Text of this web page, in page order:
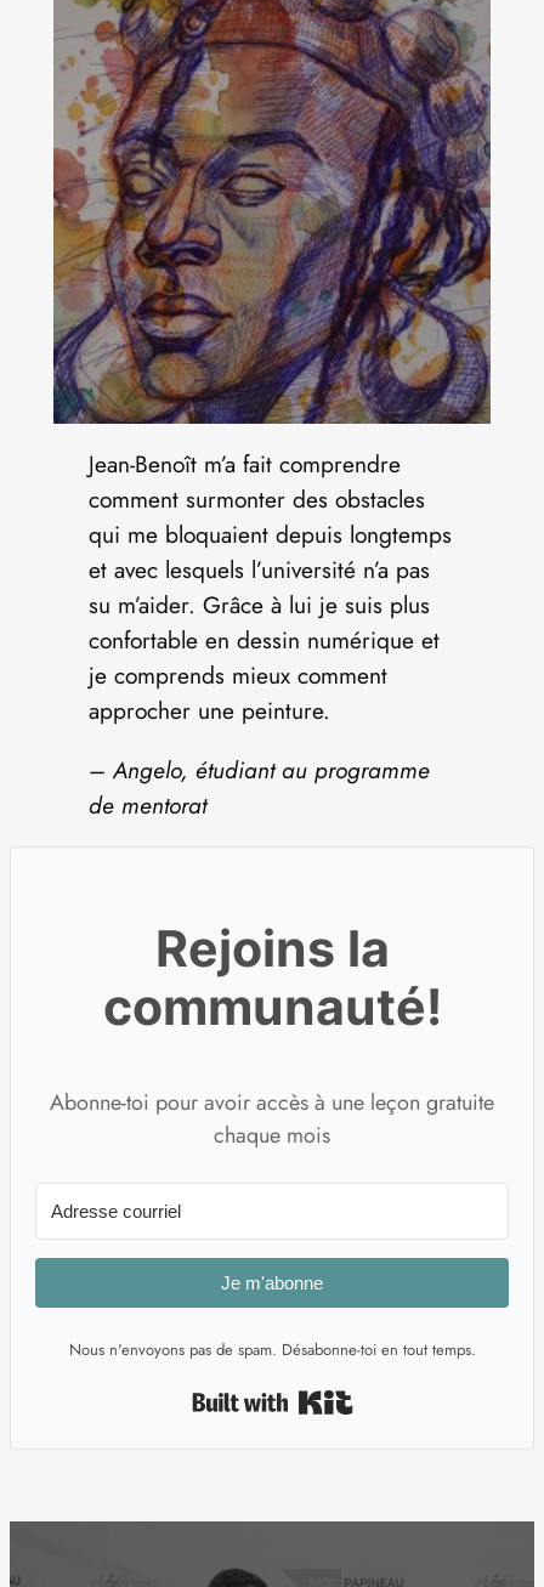
Jean-Benoît m’a fait comprendre
comment surmonter des obstacles
qui me bloquaient depuis longtemps
et avec lesquels l’université n’a pas
su m’aider. Grâce à lui je suis plus
confortable en dessin numérique et
je comprends mieux comment
approcher une peinture.
–Angelo, étudiant au programme
de mentorat
Rejoins la
communauté!
Abonne-toi pour avoir accès à une leçon gratuite
chaque mois
Je m'abonne
Nous n'envoyons pas de spam. Désabonne-toi en tout temps.
Built with Kit